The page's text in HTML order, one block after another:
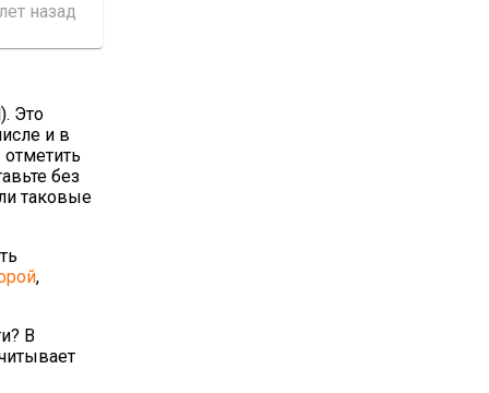
назад
Это
и в
без
таковые
,
В